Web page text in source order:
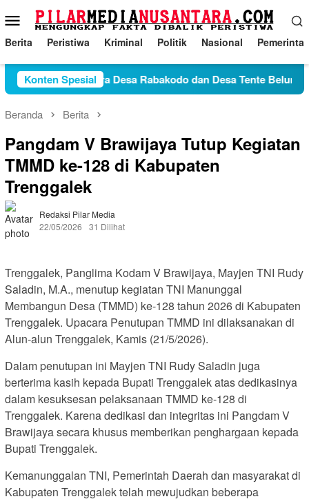
ke
konten
Menu
Mobile
Berita Peristiwa Kriminal Politik Nasional
Konten Spesial
Konflik Antara Desa Rabakodo dan Desa Tente Belum
Beranda Berita
Pangdam V Brawijaya Tutup Kegiatan
TMMD ke-128 di Kabupaten
Trenggalek
Redaksi Pilar Media
22/05/2026
31 Dilihat
Trenggalek, Panglima Kodam V Brawijaya, Mayjen TNI Rudy
Saladin, M.A., menutup kegiatan TNI Manunggal
Membangun Desa (TMMD) ke-128 tahun 2026 di Kabupaten
Trenggalek. Upacara Penutupan TMMD ini dilaksanakan di
Alun-alun Trenggalek, Kamis (21/5/2026).
Dalam penutupan ini Mayjen TNI Rudy Saladin juga
berterima kasih kepada Bupati Trenggalek atas dedikasinya
dalam kesuksesan pelaksanaan TMMD ke-128 di
Trenggalek. Karena dedikasi dan integritas ini Pangdam V
Brawijaya secara khusus memberikan penghargaan kepada
Bupati Trenggalek.
Kemanunggalan TNI, Pemerintah Daerah dan masyarakat di
Kabupaten Trenggalek telah mewujudkan beberapa